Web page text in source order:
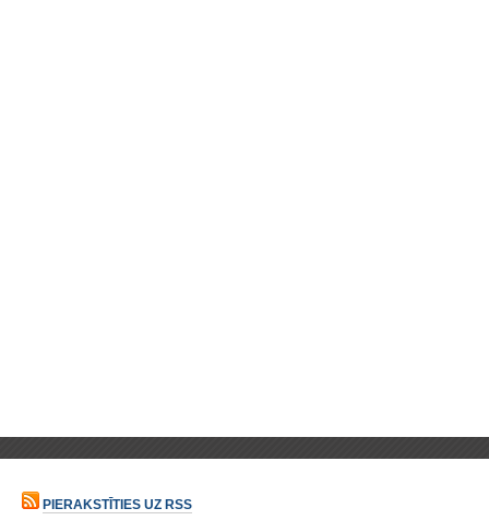
PIERAKSTĪTIES UZ RSS